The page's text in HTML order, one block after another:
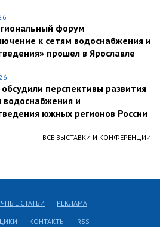
форум
к сетям водоснабжения и
прошел в Ярославле
перспективы развития
водоснабжения и
южных регионов России
ВСЕ ВЫСТАВКИ И КОНФЕРЕНЦИИ
СТАТЬИ РЕКЛАМА
КОНТАКТЫ RSS